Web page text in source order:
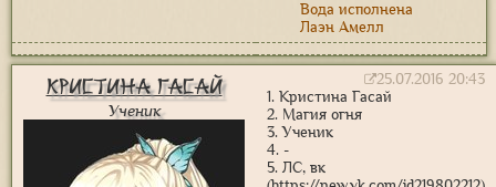
Вода исполнена
Лаэн Амелл
Кристина Гасай
Ученик
25.07.2016 20:43
1. Кристина Гасай
2. Магия огня
3. Ученик
4. -
5. ЛС, вк